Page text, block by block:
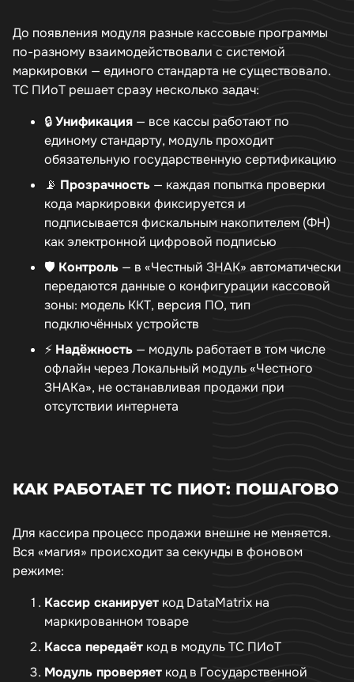
До появления модуля разные кассовые программы
по-разному взаимодействовали с системой
маркировки — единого стандарта не существовало.
ТС ПИоТ решает сразу несколько задач:
🔒Унификация — все кассы работают по
единому стандарту, модуль проходит
обязательную государственную сертификацию
📡 Прозрачность — каждая попытка проверки
кода маркировки фиксируется и
подписывается фискальным накопителем (ФН)
как электронной цифровой подписью
🛡️ Контроль — в «Честный ЗНАК» автоматически
передаются данные о конфигурации кассовой
зоны: модель ККТ, версия ПО, тип
подключённых устройств
⚡ Надёжность — модуль работает в том числе
офлайн через Локальный модуль «Честного
ЗНАКа», не останавливая продажи при
отсутствии интернета
КАК РАБОТАЕТ ТС ПИОТ: ПОШАГОВО
Для кассира процесс продажи внешне не меняется.
Вся «магия» происходит за секунды в фоновом
режиме:
Кассир сканирует код DataMatrix на
маркированном товаре
Касса передаёт код в модуль ТС ПИоТ
Модуль проверяет код в Государственной